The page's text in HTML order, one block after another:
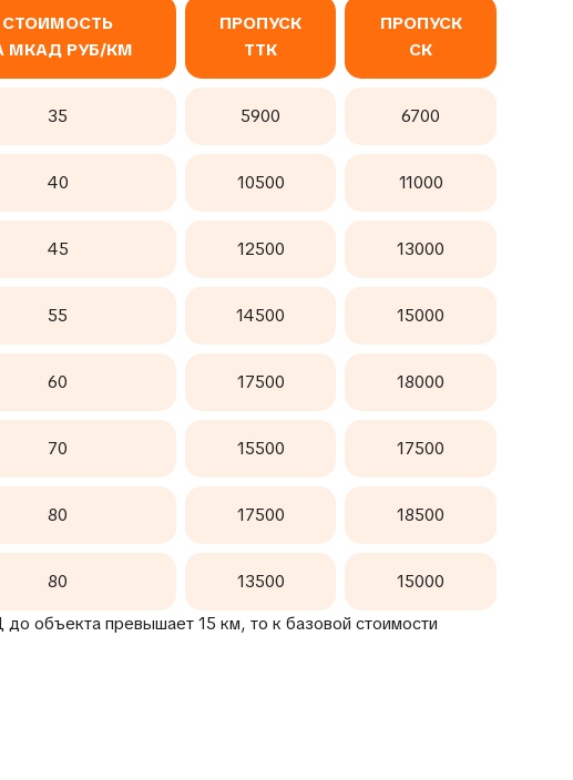
СТОИМОСТЬ
МКАД РУБ/КМ
ПРОПУСК
ТТК
ПРОПУСК
СК
35 5900 6700
40 10500 11000
45 12500 13000
55 14500 15000
60 17500 18000
70 15500 17500
80 17500 18500
80 13500
15000
объекта превышает 15 км, то к базовой стоимости